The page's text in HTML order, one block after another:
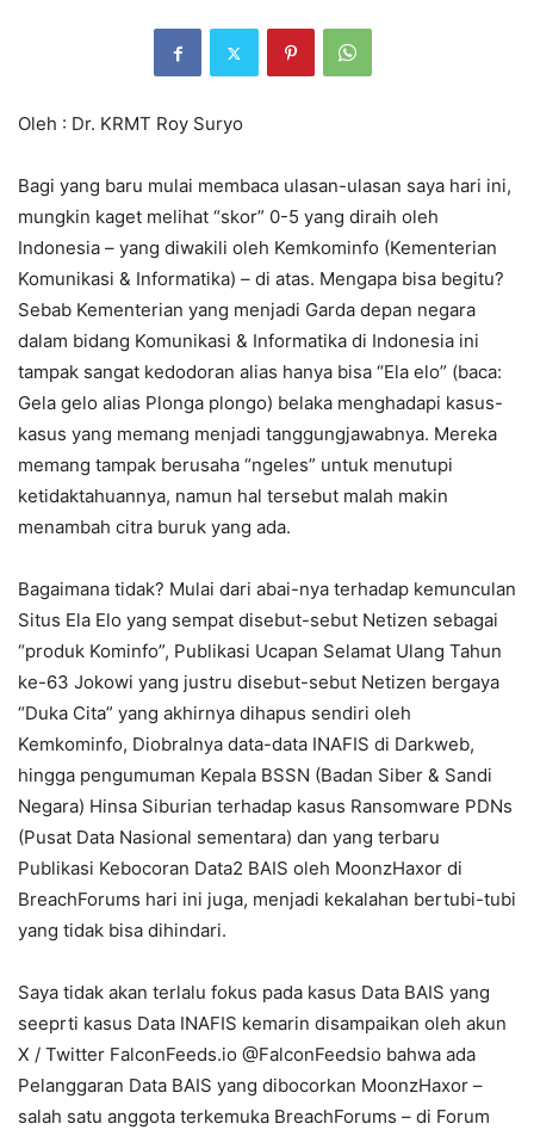
Oleh : Dr. KRMT Roy Suryo
Bagi yang baru mulai membaca ulasan-ulasan saya hari ini,
mungkin kaget melihat “skor” 0-5 yang diraih oleh
Indonesia – yang diwakili oleh Kemkominfo (Kementerian
Komunikasi & Informatika) – di atas. Mengapa bisa begitu?
Sebab Kementerian yang menjadi Garda depan negara
dalam bidang Komunikasi & Informatika di Indonesia ini
tampak sangat kedodoran alias hanya bisa “Ela elo” (baca:
Gela gelo alias Plonga plongo) belaka menghadapi kasus-
kasus yang memang menjadi tanggungjawabnya. Mereka
memang tampak berusaha “ngeles” untuk menutupi
ketidaktahuannya, namun hal tersebut malah makin
menambah citra buruk yang ada.
Bagaimana tidak? Mulai dari abai-nya terhadap kemunculan
Situs Ela Elo yang sempat disebut-sebut Netizen sebagai
“produk Kominfo”, Publikasi Ucapan Selamat Ulang Tahun
ke-63 Jokowi yang justru disebut-sebut Netizen bergaya
“Duka Cita” yang akhirnya dihapus sendiri oleh
Kemkominfo, Diobralnya data-data INAFIS di Darkweb,
hingga pengumuman Kepala BSSN (Badan Siber & Sandi
Negara) Hinsa Siburian terhadap kasus Ransomware PDNs
(Pusat Data Nasional sementara) dan yang terbaru
Publikasi Kebocoran Data2 BAIS oleh MoonzHaxor di
BreachForums hari ini juga, menjadi kekalahan bertubi-tubi
yang tidak bisa dihindari.
Saya tidak akan terlalu fokus pada kasus Data BAIS yang
seeprti kasus Data INAFIS kemarin disampaikan oleh akun
X / Twitter FalconFeeds.io @FalconFeedsio bahwa ada
Pelanggaran Data BAIS yang dibocorkan MoonzHaxor –
salah satu anggota terkemuka BreachForums – di Forum